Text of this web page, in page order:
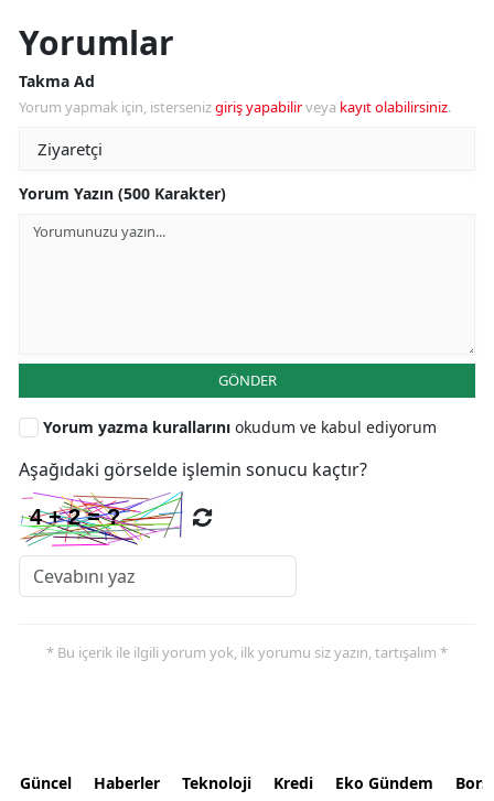
Yorumlar
Takma Ad
Yorum yapmak için, istersenizgiriş yapabilirveya kayıt olabilirsiniz.
Yorum Yazın (500 Karakter)
GÖNDER
Yorum yazma kurallarını okudum ve kabul ediyorum
Aşağıdaki görselde işlemin sonucu kaçtır?
* Bu içerik ile ilgili yorum yok, ilk yorumu siz yazın, tartışalım *
Güncel Haberler Teknoloji Kredi Eko Gündem